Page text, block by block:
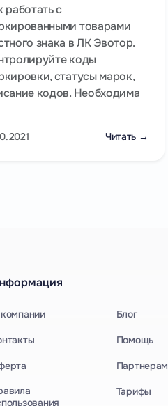
работать с
товарами
знака в ЛК Эвотор.
коды
статусы марок,
кодов. Необходима
Читать →
Блог
Помощь
Партнерам
Тарифы